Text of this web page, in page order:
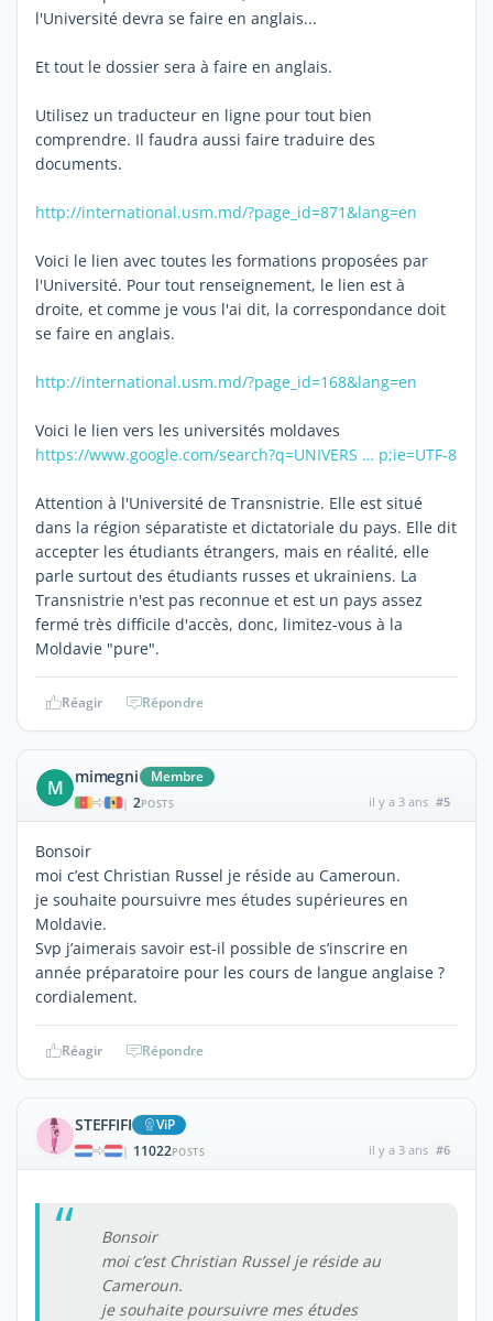
l'Université devra se faire en anglais...
Et tout le dossier sera à faire en anglais.
Utilisez un traducteur en ligne pour tout bien
comprendre. Il faudra aussi faire traduire des
documents.
http://international.usm.md/?page_id=871&lang=en
Voici le lien avec toutes les formations proposées par
l'Université. Pour tout renseignement, le lien est à
droite, et comme je vous l'ai dit, la correspondance doit
se faire en anglais.
http://international.usm.md/?page_id=168&lang=en
Voici le lien vers les universités moldaves
https://www.google.com/search?q=UNIVERS … p;ie=UTF-8
Attention à l'Université de Transnistrie. Elle est situé
dans la région séparatiste et dictatoriale du pays. Elle dit
accepter les étudiants étrangers, mais en réalité, elle
parle surtout des étudiants russes et ukrainiens. La
Transnistrie n'est pas reconnue et est un pays assez
fermé très difficile d'accès, donc, limitez-vous à la
Moldavie "pure".
Réagir Répondre
M mimegni Membre
| 2POSTS il y a 3 ans #5
Bonsoir
moi c’est Christian Russel je réside au Cameroun.
je souhaite poursuivre mes études supérieures en
Moldavie.
Svp j’aimerais savoir est-il possible de s’inscrire en
année préparatoire pour les cours de langue anglaise ?
cordialement.
Réagir Répondre
STEFFIFI ViP
| 11022POSTS il y a 3 ans #6
Bonsoir
moi c’est Christian Russel je réside au
Cameroun.
je souhaite poursuivre mes études